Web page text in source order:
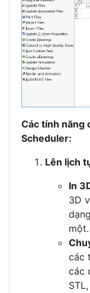
Các tính năng
Scheduler:
Lên lịch
In
3D
một.
các
các